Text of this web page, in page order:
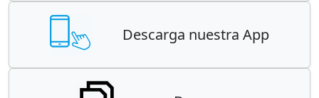
Descarga nuestra App